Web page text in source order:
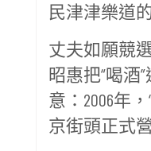
民津津樂道
丈夫如願競
昭惠把“喝酒
意：2006年
京街頭正式